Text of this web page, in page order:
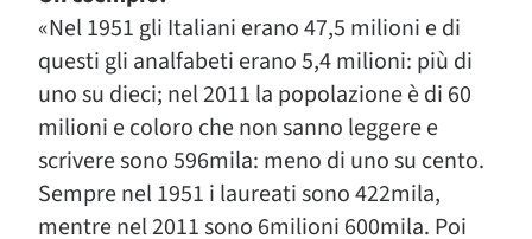
«Nel 1951 gli Italiani erano 47,5 milioni e di
questi gli analfabeti erano 5,4 milioni: più di
uno su dieci; nel 2011 la popolazione è di 60
milioni e coloro che non sanno leggere e
scrivere sono 596mila: meno di uno su cento.
Sempre nel 1951 i laureati sono 422mila,
mentre nel 2011 sono 6milioni 600mila. Poi